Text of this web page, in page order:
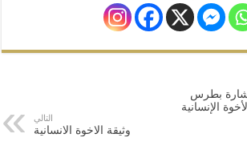
بشارة بطرس
الإنسانية
التالي
وثيقة الاخوة الانسانية